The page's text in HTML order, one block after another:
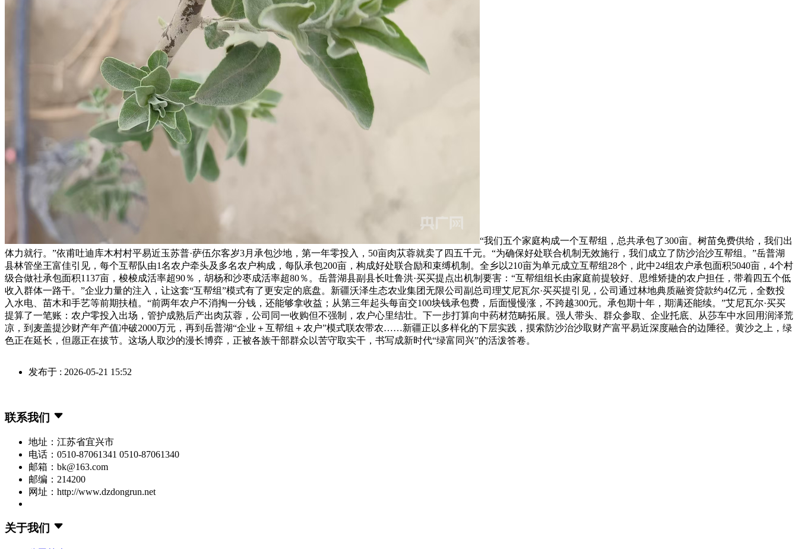
“我们五个家庭构成一个互帮组，总共承包了300亩。树苗免费供给，我们出
体力就行。”依甫吐迪库木村村平易近玉苏普·萨伍尔客岁3月承包沙地，第一年零投入，50亩肉苁蓉就卖了四五千元。“为确保好处联合机制无效施行，我们成立了防沙治沙互帮组。”岳普湖
县林管坐王富佳引见，每个互帮队由1名农户牵头及多名农户构成，每队承包200亩，构成好处联合励和束缚机制。全乡以210亩为单元成立互帮组28个，此中24组农户承包面积5040亩，4个村
级合做社承包面积1137亩，梭梭成活率超90％，胡杨和沙枣成活率超80％。岳普湖县副县长吐鲁洪·买买提点出机制要害：“互帮组组长由家庭前提较好、思维矫捷的农户担任，带着四五个低
收入群体一路干。”企业力量的注入，让这套“互帮组”模式有了更安定的底盘。新疆沃泽生态农业集团无限公司副总司理艾尼瓦尔·买买提引见，公司通过林地典质融资贷款约4亿元，全数投
入水电、苗木和手艺等前期扶植。“前两年农户不消掏一分钱，还能够拿收益；从第三年起头每亩交100块钱承包费，后面慢慢涨，不跨越300元。承包期十年，期满还能续。”艾尼瓦尔·买买
提算了一笔账：农户零投入出场，管护成熟后产出肉苁蓉，公司同一收购但不强制，农户心里结壮。下一步打算向中药材范畴拓展。强人带头、群众参取、企业托底、从莎车中水回用润泽荒
凉，到麦盖提沙财产年产值冲破2000万元，再到岳普湖“企业＋互帮组＋农户”模式联农带农……新疆正以多样化的下层实践，摸索防沙治沙取财产富平易近深度融合的边陲径。黄沙之上，绿
色正在延长，但愿正在拔节。这场人取沙的漫长博弈，正被各族干部群众以苦守取实干，书写成新时代“绿富同兴”的活泼答卷。
发布于 : 2026-05-21 15:52
联系我们
地址：江苏省宜兴市
电话：0510-87061341 0510-87061340
邮箱：bk@163.com
邮编：214200
网址：http://www.dzdongrun.net
关于我们